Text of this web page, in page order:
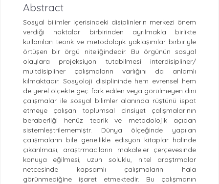
Abstract
Sosyal bilimler içerisindeki disiplinlerin merkezi önem
verdiği noktalar birbirinden ayrılmakla birlikte
kullanılan teorik ve metodolojik yaklaşımlar birbiriyle
örtüşen bir örgü niteliğindedir. Bu örgünün sosyal
olaylara projeksiyon tutabilmesi interdisipliner/
multdisipliner çalışmaların varlığını da anlamlı
kılmaktadır. Sosyoloji disiplininde hem evrensel hem
de yerel ölçekte geç fark edilen veya görülmeyen dini
çalışmalar ile sosyal bilimler alanında rüştünü ispat
etmeye çalışan toplumsal cinsiyet çalışmalarının
beraberliği henüz teorik ve metodolojik açıdan
sistemleştrilememiştr. Dünya ölçeğinde yapılan
çalışmaların bile genellikle edisyon kitaplar halinde
çıkarılması, araştrmacıların makaleler çerçevesinde
konuya eğilmesi, uzun soluklu, nitel araştrmalar
netcesinde kapsamlı çalışmaların hala
görünmediğine işaret etmektedir. Bu çalışmanın